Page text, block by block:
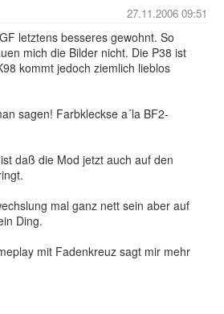
27.11.2006 09:51
letztens besseres gewohnt. So
mich die Bilder nicht. Die P38 ist
kommt jedoch ziemlich lieblos
sagen! Farbkleckse a´la BF2-
daß die Mod jetzt auch auf den
mal ganz nett sein aber auf
Ding.
mit Fadenkreuz sagt mir mehr